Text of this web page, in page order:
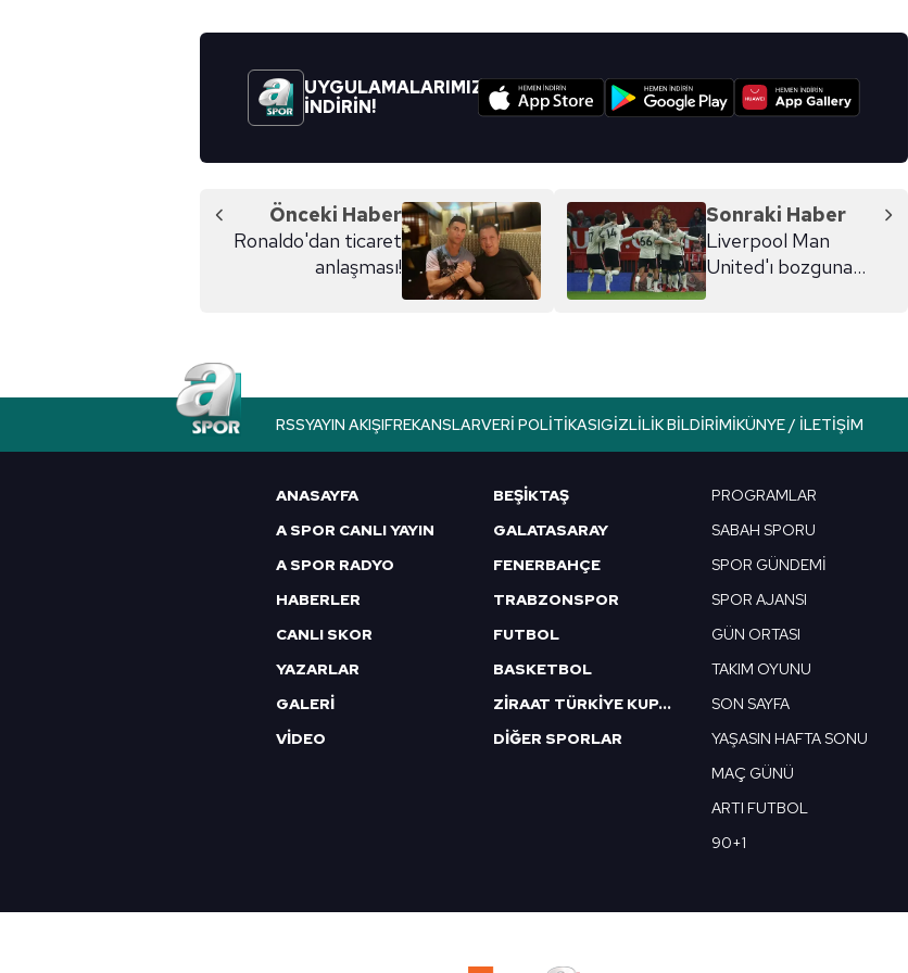
UYGULAMALARIMIZI
İNDİRİN!
Önceki Haber
Ronaldo'dan ticaret
anlaşması!
Sonraki Haber
Liverpool Man
United'ı bozguna
RSSYAYIN AKIŞIFREKANSLARVERI POLITIKASIGIZLILIK BILDIRIMIKÜNYE / İLETIŞIM
ANASAYFA
A SPOR CANLI YAYIN
A SPOR RADYO
HABERLER
CANLI SKOR
YAZARLAR
GALERİ
VİDEO
BEŞİKTAŞ
GALATASARAY
FENERBAHÇE
TRABZONSPOR
FUTBOL
BASKETBOL
ZİRAAT TÜRKİYE KUPASI
DİĞER SPORLAR
PROGRAMLAR
SABAH SPORU
SPOR GÜNDEMİ
SPOR AJANSI
GÜN ORTASI
TAKIM OYUNU
SON SAYFA
YAŞASIN HAFTA SONU
MAÇ GÜNÜ
ARTI FUTBOL
90+1